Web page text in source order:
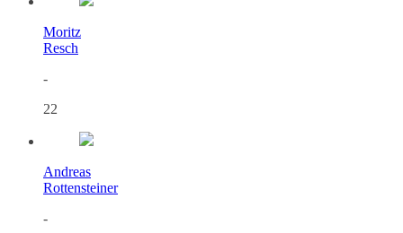
Moritz
Resch
-
22
Andreas
Rottensteiner
-